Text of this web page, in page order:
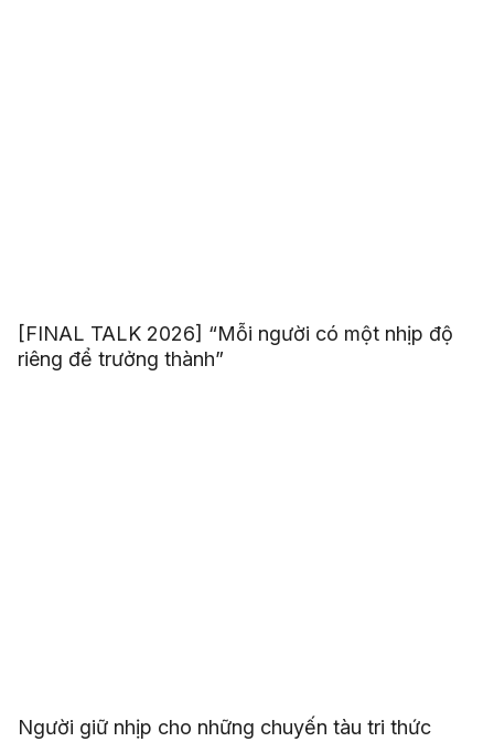
[FINAL TALK 2026] “Mỗi người có một nhịp độ
riêng để trưởng thành”
Người giữ nhịp cho những chuyến tàu tri thức